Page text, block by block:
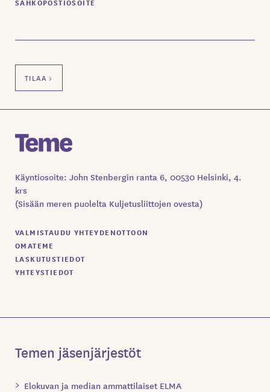
Käyntiosoite: John Stenbergin ranta 6, 00530 Helsinki, 4.
krs
(Sisään meren puolelta Kuljetusliittojen ovesta)
VALMISTAUDU YHTEYDENOTTOON
OMATEME
LASKUTUSTIEDOT
YHTEYSTIEDOT
Temen jäsenjärjestöt
Elokuvan ja median ammattilaiset ELMA